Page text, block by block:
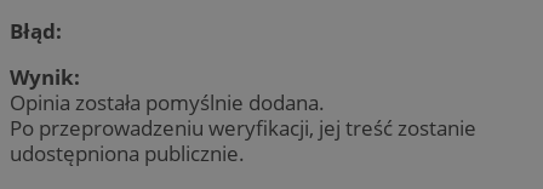
Błąd:
Wynik:
Opinia została pomyślnie dodana.
Po przeprowadzeniu weryfikacji, jej treść zostanie
udostępniona publicznie.